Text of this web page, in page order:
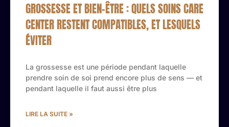
GROSSESSE ET BIEN-ÊTRE : QUELS SOINS CARE
CENTER RESTENT COMPATIBLES, ET LESQUELS
ÉVITER
La grossesse est une période pendant laquelle
prendre soin de soi prend encore plus de sens — et
pendant laquelle il faut aussi être plus
LIRE LA SUITE »